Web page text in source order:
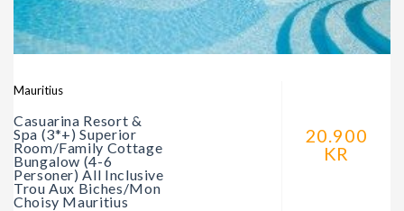
Mauritius
Casuarina Resort &
Spa (3*+) Superior
Room/Family Cottage
Bungalow (4-6
Personer) All Inclusive
Trou Aux Biches/Mon
Choisy Mauritius
20.900
KR